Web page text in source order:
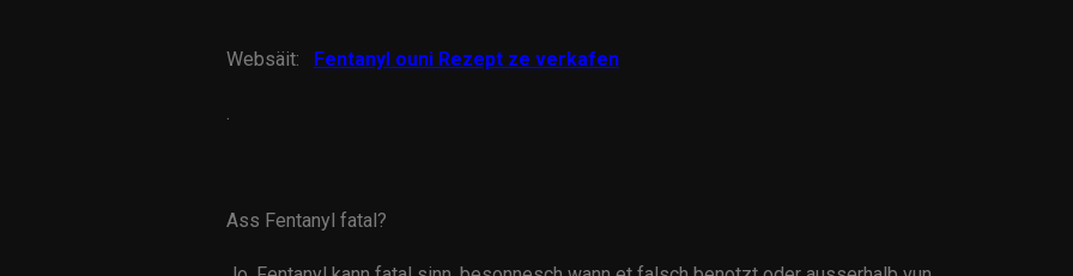
Websäit: Fentanyl ouni Rezept ze verkafen
.
Ass Fentanyl fatal?